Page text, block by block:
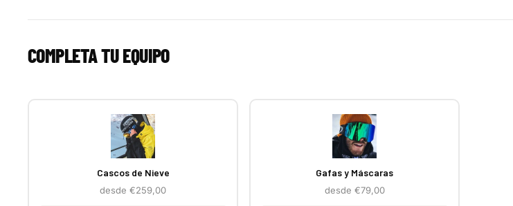
COMPLETA TU EQUIPO
Cascos de Nieve
desde €259,00
Gafas y Máscaras
desde €79,00